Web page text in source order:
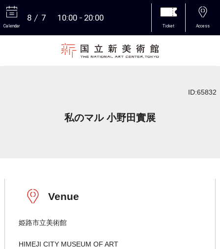
Calendar
8 7 10:00 20:00
Ticket Access
ID:65832
私のマル 小野田實展
Venue
姫路市立美術館
HIMEJI CITY MUSEUM OF ART